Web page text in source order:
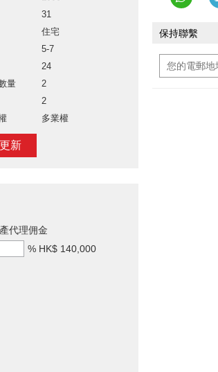
31
住宅
5-7
24
量
2
2
多業權
新
保持聯繫
代理佣金
% HK$ 140,000